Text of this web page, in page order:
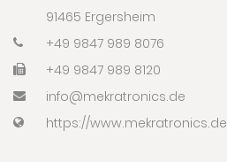
91465 Ergersheim
+49 9847 989 8076
+49 9847 989 8120
info@mekratronics.de
https://www.mekratronics.de